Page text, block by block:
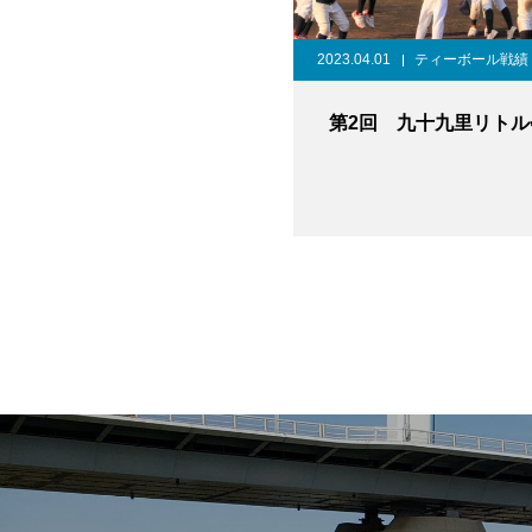
2023.04.01 ティーボール戦績
第2回 九十九里リトル